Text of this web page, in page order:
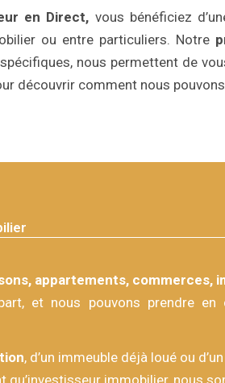
en Direct, vous bénéficiez
ou entre particuliers. Notre
nous permettent de
découvrir comment nous
appartements, commerces,
et nous pouvons prendre
, d’un immeuble déjà loué ou